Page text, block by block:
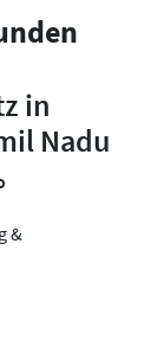
in
Nadu
&